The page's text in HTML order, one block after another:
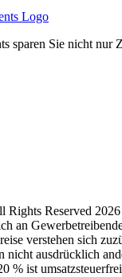
sparen Sie nicht nur
Rights Reserved 2026
an
verstehen sich
nicht ausdrücklich
% ist